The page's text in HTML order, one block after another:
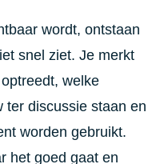
wordt, ontstaan
snel ziet. Je merkt
welke
ter discussie staan en
worden gebruikt.
het goed gaat en